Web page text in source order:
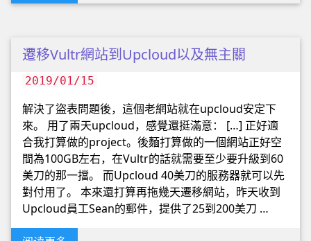
遷移Vultr網站到Upcloud以及無主關
2019/01/15
解決了盜表問題後，這個老網站就在upcloud安定下
來。 用了兩天upcloud，感覺還挺滿意： […] 正好適
合我打算做的project。後麵打算做的一個網站正好空
間為100GB左右，在Vultr的話就需要至少要升級到60
美刀的那一擋。 而Upcloud 40美刀的服務器就可以先
對付用了。 本來還打算再拖幾天遷移網站，昨天收到
Upcloud員工Sean的郵件，提供了25到200美刀 …